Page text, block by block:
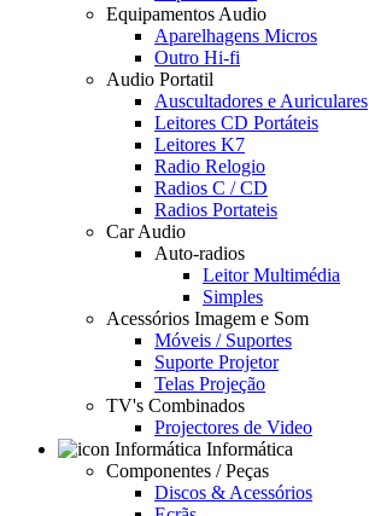
Equipamentos Audio
Aparelhagens Micros
Outro Hi-fi
Audio Portatil
Auscultadores e Auriculares
Leitores CD Portáteis
Leitores K7
Radio Relogio
Radios C / CD
Radios Portateis
Car Audio
Auto-radios
Leitor Multimédia
Simples
Acessórios Imagem e Som
Móveis / Suportes
Suporte Projetor
Telas Projeção
TV's Combinados
Projectores de Video
Informática
Componentes / Peças
Discos & Acessórios